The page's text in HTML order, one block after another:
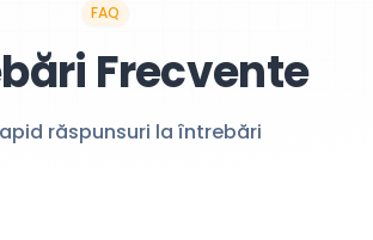
FAQ
Frecvente
răspunsuri la întrebări